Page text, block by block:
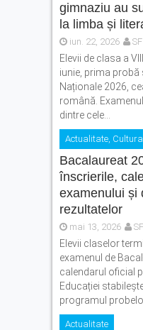
gimnaziu au
la limba și
iun. 22, 2026 SF
Elevii de clasa a
iunie, prima
Naționale 2026,
română.
dintre cele...
Actualitate, Cultura
Bacalaureat
înscrierile,
examenului și
rezultatelor
mai 13, 2026 SF
Elevii claselor
examenul de
calendarul oficial
Educației
programul probelor
Actualitate